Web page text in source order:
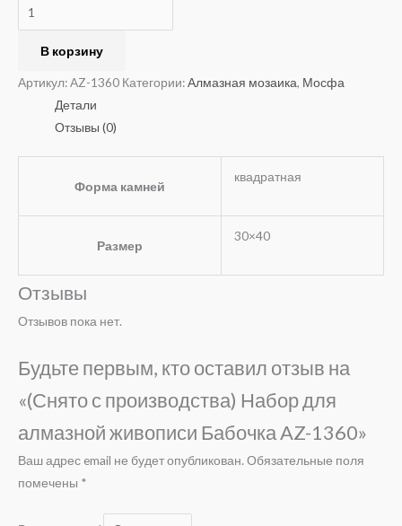
В корзину
Артикул:AZ-1360 Категории:Алмазная мозаика, Мосфа
Детали
Отзывы (0)
Форма камней
квадратная
Размер
30×40
Отзывы
Отзывов пока нет.
Будьте первым, кто оставил отзыв на
«(Снято с производства) Набор для
алмазной живописи Бабочка AZ-1360»
Ваш адрес email не будет опубликован. Обязательные поля
помечены *